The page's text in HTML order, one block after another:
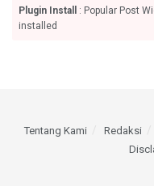
Plugin Install
: Popular Post
installed
Tentang Kami Redaksi